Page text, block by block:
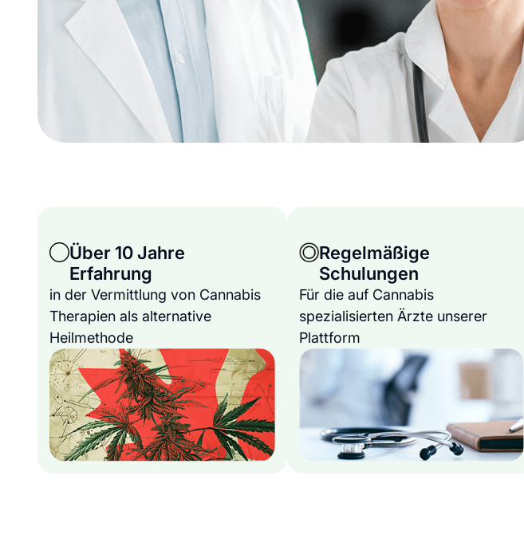
Über 10 Jahre
Erfahrung
in der Vermittlung von Cannabis
Therapien als alternative
Heilmethode
Regelmäßige
Schulungen
Für die auf Cannabis
spezialisierten Ärzte unserer
Plattform